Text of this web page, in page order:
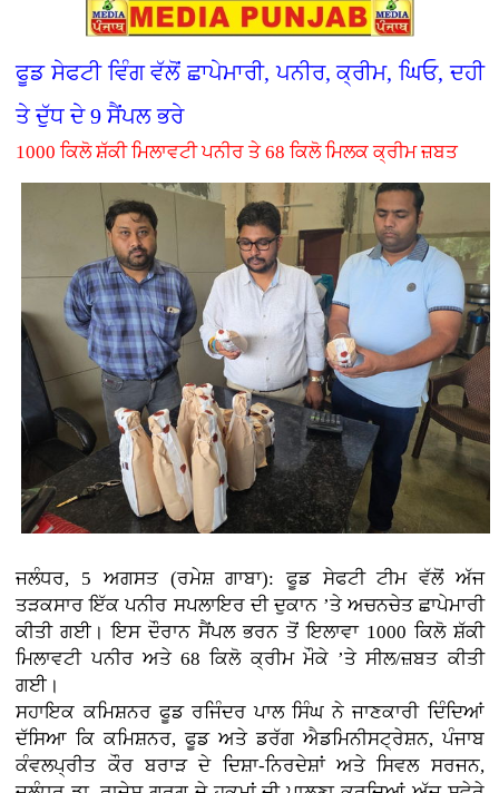
ਫੂਡ ਸੇਫਟੀ ਵਿੰਗ ਵੱਲੋਂ ਛਾਪੇਮਾਰੀ, ਪਨੀਰ, ਕ੍ਰੀਮ, ਘਿਓ, ਦਹੀ
ਤੇ ਦੁੱਧ ਦੇ 9 ਸੈਂਪਲ ਭਰੇ
1000 ਕਿਲੋ ਸ਼ੱਕੀ ਮਿਲਾਵਟੀ ਪਨੀਰ ਤੇ 68 ਕਿਲੋ ਮਿਲਕ ਕ੍ਰੀਮ ਜ਼ਬਤ
ਜਲੰਧਰ, 5 ਅਗਸਤ (ਰਮੇਸ਼ ਗਾਬਾ): ਫੂਡ ਸੇਫਟੀ ਟੀਮ ਵੱਲੋਂ ਅੱਜ
ਤੜਕਸਾਰ ਇੱਕ ਪਨੀਰ ਸਪਲਾਇਰ ਦੀ ਦੁਕਾਨ ’ਤੇ ਅਚਨਚੇਤ ਛਾਪੇਮਾਰੀ
ਕੀਤੀ ਗਈ। ਇਸ ਦੌਰਾਨ ਸੈਂਪਲ ਭਰਨ ਤੋਂ ਇਲਾਵਾ 1000 ਕਿਲੋ ਸ਼ੱਕੀ
ਮਿਲਾਵਟੀ ਪਨੀਰ ਅਤੇ 68 ਕਿਲੋ ਕ੍ਰੀਮ ਮੌਕੇ ’ਤੇ ਸੀਲ/ਜ਼ਬਤ ਕੀਤੀ
ਗਈ।
ਸਹਾਇਕ ਕਮਿਸ਼ਨਰ ਫੂਡ ਰਜਿੰਦਰ ਪਾਲ ਸਿੰਘ ਨੇ ਜਾਣਕਾਰੀ ਦਿੰਦਿਆਂ
ਦੱਸਿਆ ਕਿ ਕਮਿਸ਼ਨਰ, ਫੂਡ ਅਤੇ ਡਰੱਗ ਐਡਮਿਨੀਸਟ੍ਰੇਸ਼ਨ, ਪੰਜਾਬ
ਕੰਵਲਪ੍ਰੀਤ ਕੌਰ ਬਰਾੜ ਦੇ ਦਿਸ਼ਾ-ਨਿਰਦੇਸ਼ਾਂ ਅਤੇ ਸਿਵਲ ਸਰਜਨ,